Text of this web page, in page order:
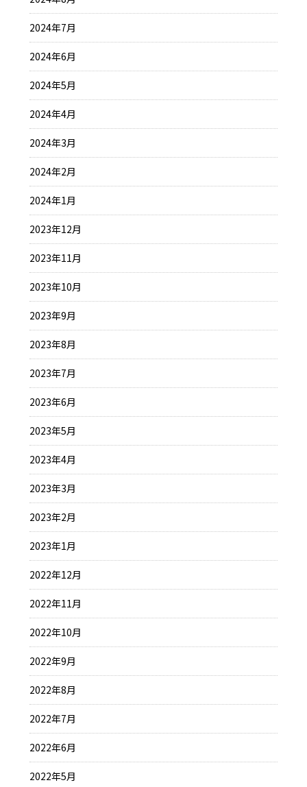
2024年7月
2024年6月
2024年5月
2024年4月
2024年3月
2024年2月
2024年1月
2023年12月
2023年11月
2023年10月
2023年9月
2023年8月
2023年7月
2023年6月
2023年5月
2023年4月
2023年3月
2023年2月
2023年1月
2022年12月
2022年11月
2022年10月
2022年9月
2022年8月
2022年7月
2022年6月
2022年5月